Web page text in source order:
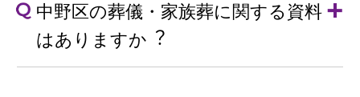
中野区の葬儀・家族葬に関する資料
はありますか︖